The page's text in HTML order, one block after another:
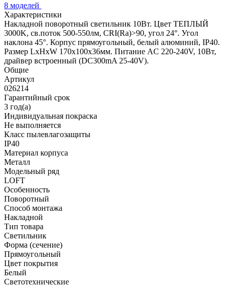
8 моделей
Характеристики
Накладной поворотный светильник 10Вт. Цвет ТЕПЛЫЙ
3000K, св.поток 500-550лм, CRI(Ra)>90, угол 24°. Угол
наклона 45°. Корпус прямоугольный, белый алюминий, IP40.
Размер LxHxW 170x100x36мм. Питание AC 220-240V, 10Вт,
драйвер встроенный (DC300mA 25-40V).
Общие
Артикул
026214
Гарантийный срок
3 год(а)
Индивидуальная покраска
Не выполняется
Класс пылевлагозащиты
IP40
Материал корпуса
Металл
Модельный ряд
LOFT
Особенность
Поворотный
Способ монтажа
Накладной
Тип товара
Светильник
Форма (сечение)
Прямоугольный
Цвет покрытия
Белый
Светотехнические